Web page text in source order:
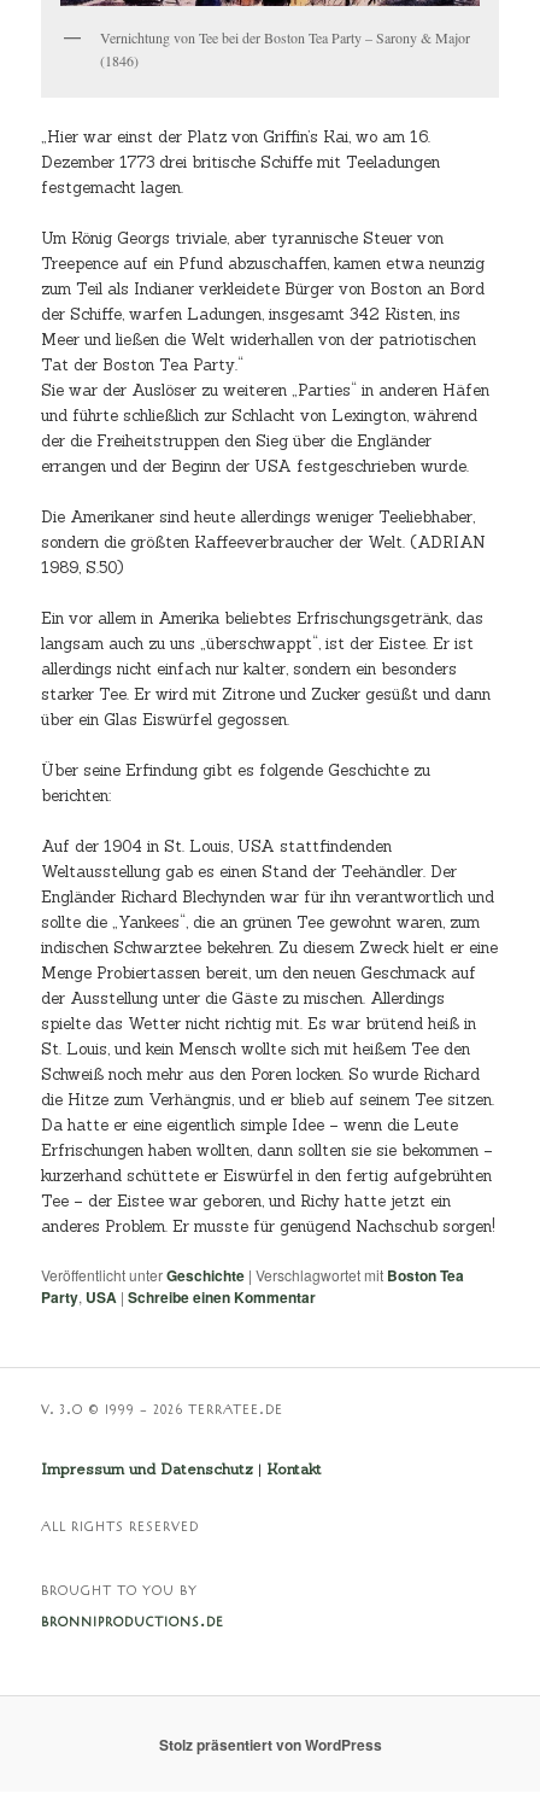
Vernichtung von Tee bei der Boston Tea Party – Sarony & Major
(1846)
„Hier war einst der Platz von Griffin’s Kai, wo am 16.
Dezember 1773 drei britische Schiffe mit Teeladungen
festgemacht lagen.
Um König Georgs triviale, aber tyrannische Steuer von
Treepence auf ein Pfund abzuschaffen, kamen etwa neunzig
zum Teil als Indianer verkleidete Bürger von Boston an Bord
der Schiffe, warfen Ladungen, insgesamt 342 Kisten, ins
Meer und ließen die Welt widerhallen von der patriotischen
Tat der Boston Tea Party.“
Sie war der Auslöser zu weiteren „Parties“ in anderen Häfen
und führte schließlich zur Schlacht von Lexington, während
der die Freiheitstruppen den Sieg über die Engländer
errangen und der Beginn der USA festgeschrieben wurde.
Die Amerikaner sind heute allerdings weniger Teeliebhaber,
sondern die größten Kaffeeverbraucher der Welt. (ADRIAN
1989, S.50)
Ein vor allem in Amerika beliebtes Erfrischungsgetränk, das
langsam auch zu uns „überschwappt“, ist der Eistee. Er ist
allerdings nicht einfach nur kalter, sondern ein besonders
starker Tee. Er wird mit Zitrone und Zucker gesüßt und dann
über ein Glas Eiswürfel gegossen.
Über seine Erfindung gibt es folgende Geschichte zu
berichten:
Auf der 1904 in St. Louis, USA stattfindenden
Weltausstellung gab es einen Stand der Teehändler. Der
Engländer Richard Blechynden war für ihn verantwortlich und
sollte die „Yankees“, die an grünen Tee gewohnt waren, zum
indischen Schwarztee bekehren. Zu diesem Zweck hielt er eine
Menge Probiertassen bereit, um den neuen Geschmack auf
der Ausstellung unter die Gäste zu mischen. Allerdings
spielte das Wetter nicht richtig mit. Es war brütend heiß in
St. Louis, und kein Mensch wollte sich mit heißem Tee den
Schweiß noch mehr aus den Poren locken. So wurde Richard
die Hitze zum Verhängnis, und er blieb auf seinem Tee sitzen.
Da hatte er eine eigentlich simple Idee – wenn die Leute
Erfrischungen haben wollten, dann sollten sie sie bekommen –
kurzerhand schüttete er Eiswürfel in den fertig aufgebrühten
Tee – der Eistee war geboren, und Richy hatte jetzt ein
anderes Problem. Er musste für genügend Nachschub sorgen!
Veröffentlicht unterGeschichte |Verschlagwortet mit Boston Tea
Party, USA |Schreibe einen Kommentar
V. 3.O © 1999 – 2026 TERRATEE.DE
Impressum und Datenschutz | Kontakt
ALL RIGHTS RESERVED
BROUGHT TO YOU BY
BRONNIPRODUCTIONS.DE
Stolz präsentiert von WordPress